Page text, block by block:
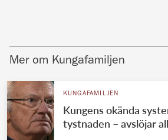
Mer om Kungafamiljen
KUNGAFAMILJEN
Kungens okända
tystnaden – avslöjar